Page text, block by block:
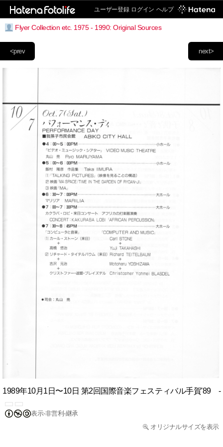
ユーザー登録 ログイン ヘルプ
Flyer Collection etc. 1975 - 1990: Original Sources
next>
<prev
1989年10月1日〜10日 第2回国際音楽フェスティバル手賀'89 -
表示-非営利-継承
オリジナルサイズを表示